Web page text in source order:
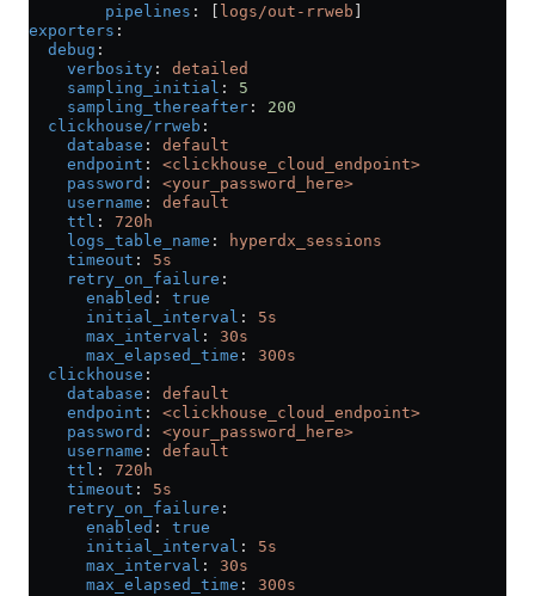
        pipelines
: [ logs/out-rrweb
exporters :
  debug
:
    verbosity
: detailed
    sampling_initial
: 5
    sampling_thereafter
: 200
  clickhouse/rrweb
:
    database
: default
    endpoint
: <clickhouse_cloud_endpoint>
    password
: <your_password_here>
    username
: default
    ttl
: 720h
    logs_table_name
:
hyperdx_sessions
    timeout
: 5s
    retry_on_failure
:
      enabled
: true
      initial_interval
: 5s
      max_interval
: 30s
      max_elapsed_time
: 300s
  clickhouse
:
    database
: default
    endpoint
: <clickhouse_cloud_endpoint>
    password
: <your_password_here>
    username
: default
    ttl
: 720h
    timeout
: 5s
    retry_on_failure
:
      enabled
: true
      initial_interval
: 5s
      max_interval
: 30s
      max_elapsed_time
: 300s